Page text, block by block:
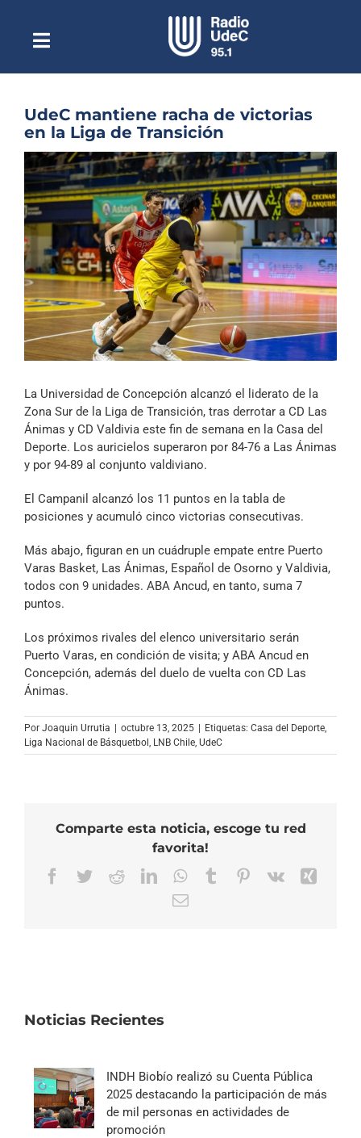
contenidoToggle
NavigationEscuchar Radio UdeC en vivo
Quiénes Somos
Programación
Podcast
Noticias
Reportajes
Columnas
Música Clásica
Especiales
UdeC mantiene racha de victorias
en la Liga de Transición
Ver
imagen
más
grande
La Universidad de Concepción alcanzó el liderato de la
Zona Sur de la Liga de Transición, tras derrotar a CD Las
Ánimas y CD Valdivia este fin de semana en la Casa del
Deporte. Los auricielos superaron por 84-76 a Las Ánimas
y por 94-89 al conjunto valdiviano.
El Campanil alcanzó los 11 puntos en la tabla de
posiciones y acumuló cinco victorias consecutivas.
Más abajo, figuran en un cuádruple empate entre Puerto
Varas Basket, Las Ánimas, Español de Osorno y Valdivia,
todos con 9 unidades. ABA Ancud, en tanto, suma 7
puntos.
Los próximos rivales del elenco universitario serán
Puerto Varas, en condición de visita; y ABA Ancud en
Concepción, además del duelo de vuelta con CD Las
Ánimas.
Por Joaquin Urrutia octubre 13, 2025 Etiquetas: Casa del Deporte,
Liga Nacional de Básquetbol , LNB Chile, UdeC
Comparte esta noticia, escoge tu red
favorita!
Facebook
TwitterRedditLinkedInWhatsApp
TumblrPinterest
Vk
Correo
Noticias Recientes
INDH Biobío realizó su Cuenta Pública
2025 destacando la participación de más
de mil personas en actividades de
promoción